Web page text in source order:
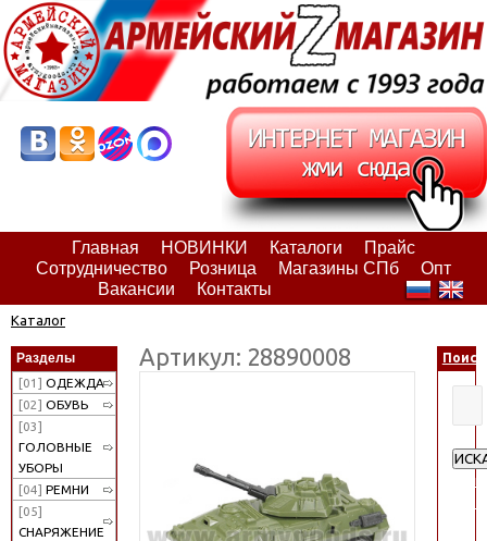
Главная НОВИНКИ Каталоги
Прайс
Сотрудничество
Розница Магазины СПб
Опт
Вакансии
Контакты
Каталог
Разделы
[01] ОДЕЖДА
[02] ОБУВЬ
[03]
ГОЛОВНЫЕ
УБОРЫ
[04] РЕМНИ
[05]
СНАРЯЖЕНИЕ
Артикул: 28890008 Поиск